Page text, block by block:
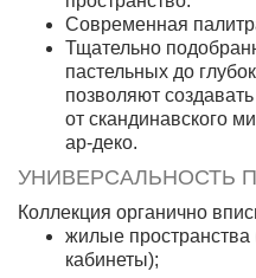
Современная
Тщательно
пастельных до
позволяют
от скандинавского
ар‑деко.
УНИВЕРСАЛЬНОСТЬ
Коллекция органично
жилые пространства
кабинеты);